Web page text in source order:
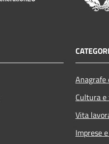
Cultura
Vita
Imprese